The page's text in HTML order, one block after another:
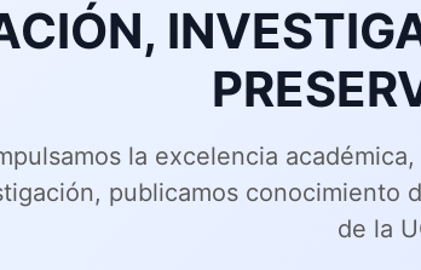
la excelencia
publicamos conocimiento
de la